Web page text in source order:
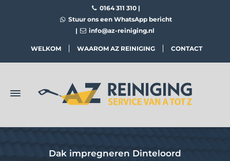
0164 311 310 |
Stuur ons een WhatsApp bericht
|
info@az-reiniging.nl
WELKOM WAAROM AZ REINIGING CONTACT
Dak impregneren Dinteloord